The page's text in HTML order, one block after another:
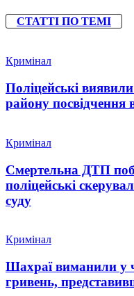
СТАТТІ ПО ТЕМІ
Кримінал
Поліцейські
району посвідчення
Кримінал
Смертельна ДТП
поліцейські
суду
Кримінал
Шахраї виманили у
гривень,